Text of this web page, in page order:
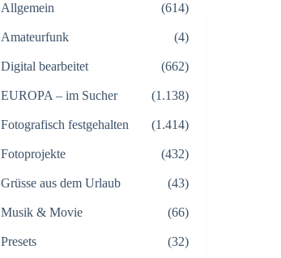
Allgemein (614)
Amateurfunk (4)
Digital bearbeitet (662)
EUROPA – im Sucher (1.138)
Fotografisch festgehalten (1.414)
Fotoprojekte (432)
Grüsse aus dem Urlaub (43)
Musik & Movie (66)
Presets (32)